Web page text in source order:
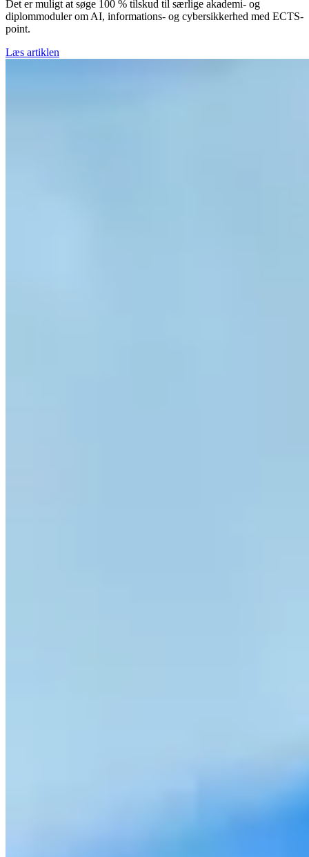
Det er muligt at søge 100 % tilskud til særlige akademi- og
diplommoduler om AI, informations- og cybersikkerhed med ECTS-
point.
Læs artiklen